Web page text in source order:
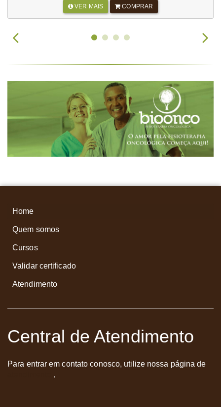
VER MAIS COMPRAR
Home
Quem somos
Cursos
Validar certificado
Atendimento
Central de Atendimento
Para entrar em contato conosco, utilize nossa página de
.